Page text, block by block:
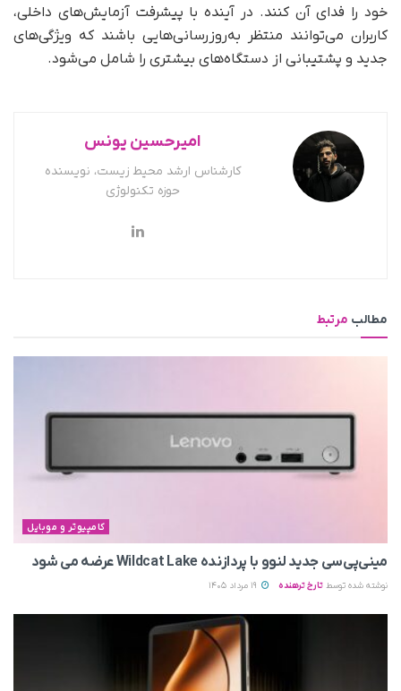
خود را فدای آن کنند. در آینده با پیشرفت آزمایش‌های داخلی،
کاربران می‌توانند منتظر به‌روزرسانی‌هایی باشند که ویژگی‌های
جدید و پشتیبانی از دستگاه‌های بیشتری را شامل می‌شود.
امیرحسین یونس
کارشناس ارشد محیط زیست، نویسنده
حوزه تکنولوژی
مطالب مرتبط
کامپیوتر و موبایل
مینی‌پی‌سی جدید لنوو با پردازنده Wildcat Lake عرضه می‌ شود
نوشته شده توسط تارخ ترهنده